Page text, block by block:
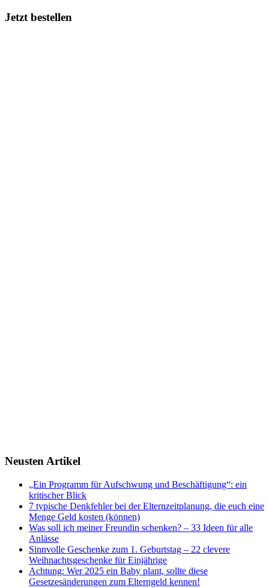
Jetzt bestellen
Neusten Artikel
„Ein Programm für Aufschwung und Beschäftigung“: ein
kritischer Blick
7 typische Denkfehler bei der Elternzeitplanung, die euch eine
Menge Geld kosten (können)
Was soll ich meiner Freundin schenken? – 33 Ideen für alle
Anlässe
Sinnvolle Geschenke zum 1. Geburtstag – 22 clevere
Weihnachtsgeschenke für Einjährige
Achtung: Wer 2025 ein Baby plant, sollte diese
Gesetzesänderungen zum Elterngeld kennen!